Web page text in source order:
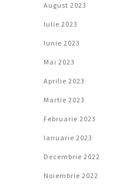
August 2023
Iulie 2023
Iunie 2023
Mai 2023
Aprilie 2023
Martie 2023
Februarie 2023
Ianuarie 2023
Decembrie 2022
Noiembrie 2022